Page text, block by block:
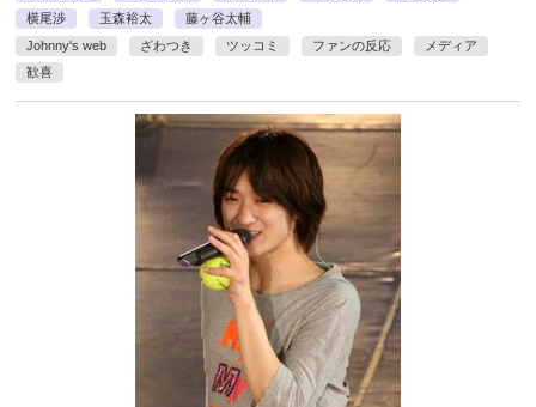
横尾渉
玉森裕太
藤ヶ谷太輔
Johnny's web
ざわつき ツッコミ ファンの反応
メディア
歓喜